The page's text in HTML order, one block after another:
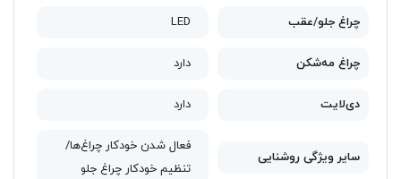
چراغ جلو/عقب LED
چراغ مه‌شکن دارد
دی‌لایت دارد
سایر ویژگی روشنایی
فعال شدن خودکار چراغ‌ها/
تنظیم خودکار چراغ جلو